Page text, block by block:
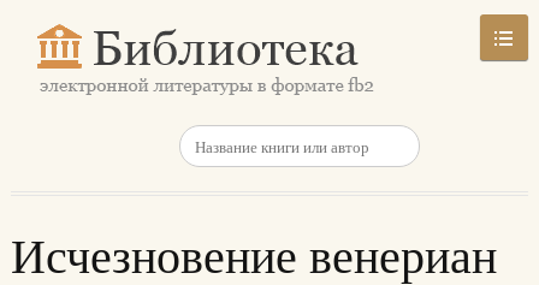
Исчезновение венериан